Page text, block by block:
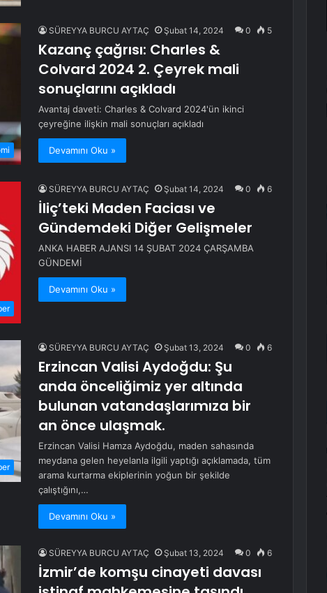
SÜREYYA BURCU AYTAÇ Şubat 14, 2024 0 5
Kazanç çağrısı: Charles &
Colvard 2024 2. Çeyrek mali
sonuçlarını açıkladı
Avantaj daveti: Charles & Colvard 2024'ün ikinci
çeyreğine ilişkin mali sonuçları açıkladı
Devamını Oku »
SÜREYYA BURCU AYTAÇ Şubat 14, 2024 0 6
İliç’teki Maden Faciası ve
Gündemdeki Diğer Gelişmeler
ANKA HABER AJANSI 14 ŞUBAT 2024 ÇARŞAMBA
GÜNDEMİ
Devamını Oku »
SÜREYYA BURCU AYTAÇ Şubat 13, 2024 0 6
Erzincan Valisi Aydoğdu: Şu
anda önceliğimiz yer altında
bulunan vatandaşlarımıza bir
an önce ulaşmak.
Erzincan Valisi Hamza Aydoğdu, maden sahasında
meydana gelen heyelanla ilgili yaptığı açıklamada, tüm
arama kurtarma ekiplerinin yoğun bir şekilde
çalıştığını,…
Devamını Oku »
SÜREYYA BURCU AYTAÇ Şubat 13, 2024 0 6
İzmir’de komşu cinayeti davası